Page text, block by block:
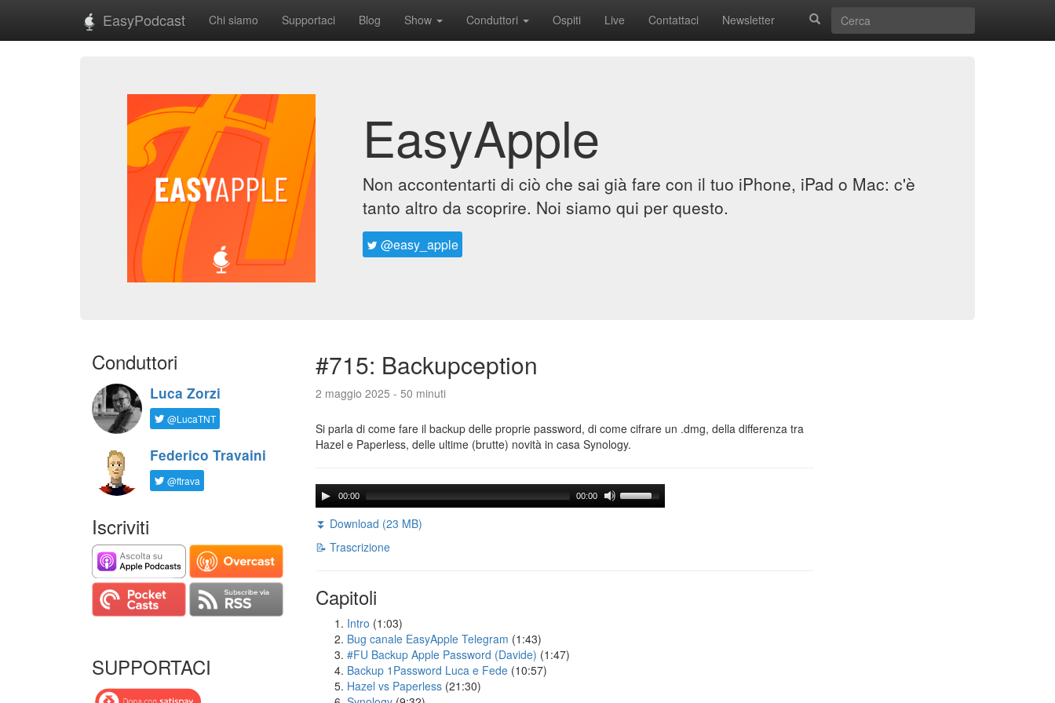
EasyPodcast Chi siamo Supportaci Blog Show Conduttori Ospiti Live Contattaci Newsletter
EasyApple
Non accontentarti di ciò che sai già fare con il tuo iPhone, iPad o Mac: c'è
tanto altro da scoprire. Noi siamo qui per questo.
@easy_apple
Conduttori
Luca Zorzi
@LucaTNT
Federico Travaini
@ftrava
Iscriviti
SUPPORTACI
#715: Backupception
2 maggio 2025 - 50 minuti
Si parla di come fare il backup delle proprie password, di come cifrare un .dmg, della differenza tra
Hazel e Paperless, delle ultime (brutte) novità in casa Synology.
00:00 00:00
⏬ Download (23 MB)
📝 Trascrizione
Capitoli
Intro (1:03)
Bug canale EasyApple Telegram (1:43)
#FU Backup Apple Password (Davide) (1:47)
Backup 1Password Luca e Fede (10:57)
Hazel vs Paperless (21:30)